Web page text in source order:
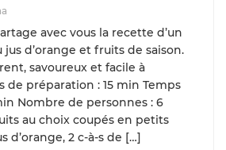
avec vous la recette d’un
d’orange et fruits de saison.
savoureux et facile à
de préparation : 15 min Temps
Nombre de personnes : 6
au choix coupés en petits
d’orange, 2 c-à-s de […]